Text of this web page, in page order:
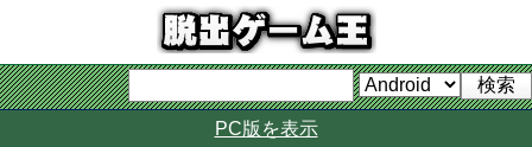
PC版を表示